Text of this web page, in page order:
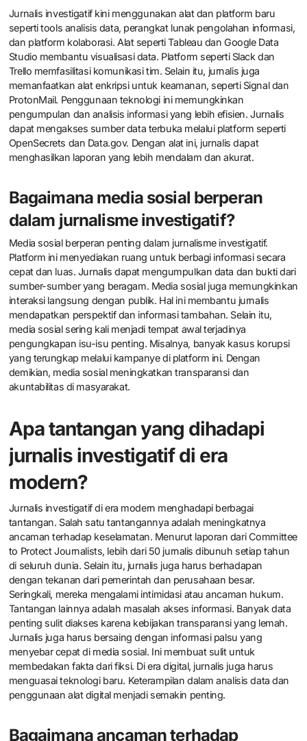
seperti perangkat lunak analisis dan visualisasi data membantu
jurnalis menemukan pola yang sulit dilihat. Penggunaan enkripsi
juga meningkatkan keamanan komunikasi antara jurnalis dan
sumbernya. Menurut laporan Pew Research Center, 86% jurnalis
menggunakan media sosial untuk riset. Ini menunjukkan
perubahan signifikan dalam metode kerja jurnalis investigatif.
Apa alat dan platform baru yang
digunakan oleh jurnalis investigatif?
Jurnalis investigatif kini menggunakan alat dan platform baru
dan platform kolaborasi. Alat seperti Tableau dan Google Data
Studio membantu visualisasi data. Platform seperti Slack dan
Trello memfasilitasi komunikasi tim. Selain itu, jurnalis juga
memanfaatkan alat enkripsi untuk keamanan, seperti Signal dan
ProtonMail. Penggunaan teknologi ini memungkinkan
pengumpulan dan analisis informasi yang lebih efisien. Jurnalis
dapat mengakses sumber data terbuka melalui platform seperti
OpenSecrets dan Data.gov. Dengan alat ini, jurnalis dapat
menghasilkan laporan yang lebih mendalam dan akurat.
Bagaimana media sosial berperan
dalam jurnalisme investigatif?
Media sosial berperan penting dalam jurnalisme investigatif.
cepat dan luas. Jurnalis dapat mengumpulkan data dan bukti dari
sumber-sumber yang beragam. Media sosial juga memungkinkan
interaksi langsung dengan publik. Hal ini membantu jurnalis
mendapatkan perspektif dan informasi tambahan. Selain itu,
media sosial sering kali menjadi tempat awal terjadinya
yang terungkap melalui kampanye di platform ini. Dengan
demikian, media sosial meningkatkan transparansi dan
akuntabilitas di masyarakat.
Apa tantangan yang dihadapi
jurnalis investigatif di era
modern?
Jurnalis investigatif di era modern menghadapi berbagai
tantangan. Salah satu tantangannya adalah meningkatnya
ancaman terhadap keselamatan. Menurut laporan dari Committee
to Protect Journalists, lebih dari 50 jurnalis dibunuh setiap tahun
dengan tekanan dari pemerintah dan perusahaan besar.